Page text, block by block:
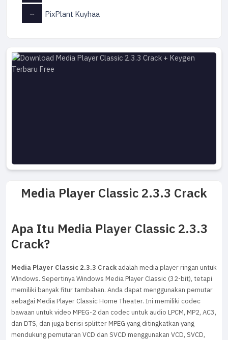
Media Player Classic 2.3.3 Crack
Apa Itu Media Player Classic 2.3.3
Crack?
Media Player Classic 2.3.3 Crack adalah media player ringan untuk
Windows. Sepertinya Windows Media Player Classic (32-bit), tetapi
memiliki banyak fitur tambahan. Anda dapat menggunakan pemutar
sebagai Media Player Classic Home Theater. Ini memiliki codec
bawaan untuk video MPEG-2 dan codec untuk audio LPCM, MP2, AC3,
dan DTS, dan juga berisi splitter MPEG yang ditingkatkan yang
mendukung pemutaran VCD dan SVCD menggunakan VCD, SVCD,
PixPlant Kuyhaa